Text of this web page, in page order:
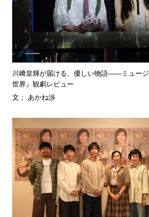
川﨑皇輝が届ける、優しい物語――ミュー
世界』観劇レビュー
文： あかね渉